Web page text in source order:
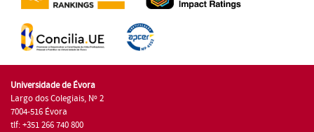
Universidade de Évora
Largo dos Colegiais, Nº 2
7004-516 Évora
tlf: +351 266 740 800